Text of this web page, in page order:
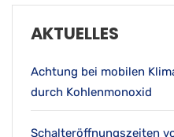
AKTUELLES
Achtung bei mobilen
durch Kohlenmonoxid
Schalteröffnungszeiten